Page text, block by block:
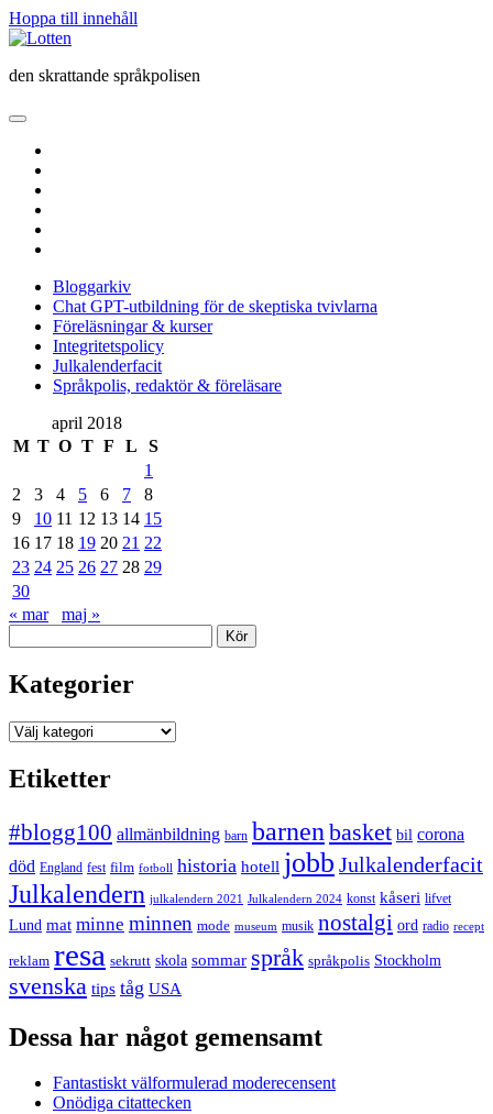
Hoppa till innehåll
Lotten
den skrattande språkpolisen
öppna
meny
Bloggarkiv
Chat GPT-utbildning för de skeptiska tvivlarna
Föreläsningar & kurser
Integritetspolicy
Julkalenderfacit
Språkpolis, redaktör & föreläsare
Sidopanel
april 2018
M T O T F L
S
1
2
3 4 5 6 7
8
9
10 11 12 13 14 15
16 17 18 19 20 21 22
23 24 25 26 27 28 29
30
« mar
maj »
Kategorier
Kategorier
Etiketter
#blogg100 allmänbildning barn barnen basket bil corona
död England fest film fotboll historia hotell jobb Julkalenderfacit
Julkalendern julkalendern 2021 Julkalendern 2024 konst kåseri lifvet
Lund mat minne minnen mode museum musik nostalgi ord radio recept
reklam resa sekrutt skola sommar språk språkpolis Stockholm
svenska tips tåg USA
Dessa har något gemensamt
Fantastiskt välformulerad moderecensent
Onödiga citattecken